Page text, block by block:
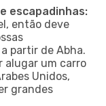
escapadinhas:
então deve
partir de Abha.
alugar um carro
Unidos,
grandes